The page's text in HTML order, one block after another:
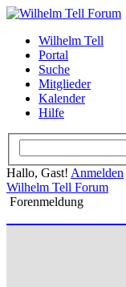
Wilhelm Tell
Portal
Suche
Mitglieder
Kalender
Hilfe
Hallo, Gast! Anmelden
Wilhelm Tell Forum
Forenmeldung